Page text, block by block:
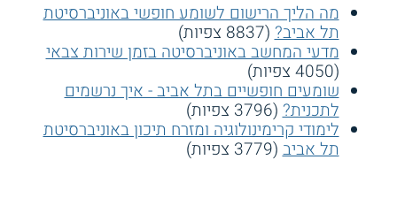
מה הליך הרישום לשומע חופשי באוניברסיטת
תל אביב?(8837 צפיות)
מדעי המחשב באוניברסיטה בזמן שירות צבאי
(4050 צפיות)
שומעים חופשיים בתל אביב - איך נרשמים
לתכנית?(3796 צפיות)
לימודי קרימינולוגיה ומזרח תיכון באוניברסיטת
תל אביב(3779 צפיות)